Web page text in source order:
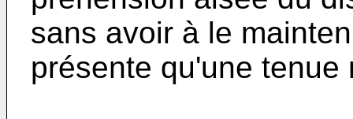
sans avoir à le
présente qu'une tenue